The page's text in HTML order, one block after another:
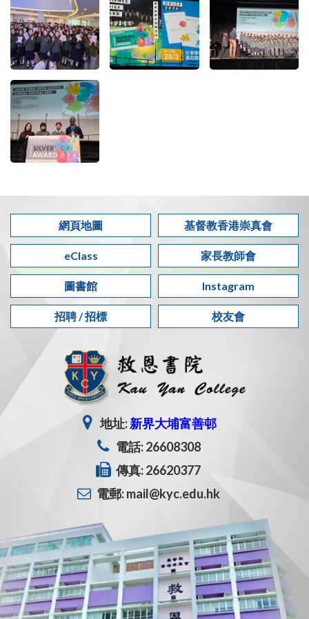
網頁地圖 基督教香港崇真會
eClass 家長教師會
圖書館 Instagram
招聘 / 招標 校友會
地址:新界大埔富善邨
電話: 26608308
傳真: 26620377
電郵: mail@kyc.edu.hk